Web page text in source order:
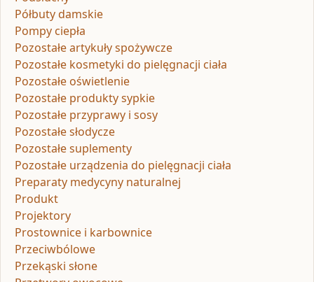
Półbuty damskie
Pompy ciepła
Pozostałe artykuły spożywcze
Pozostałe kosmetyki do pielęgnacji ciała
Pozostałe oświetlenie
Pozostałe produkty sypkie
Pozostałe przyprawy i sosy
Pozostałe słodycze
Pozostałe suplementy
Pozostałe urządzenia do pielęgnacji ciała
Preparaty medycyny naturalnej
Produkt
Projektory
Prostownice i karbownice
Przeciwbólowe
Przekąski słone